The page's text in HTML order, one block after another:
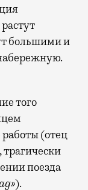
большими и
того
работы (отец
поезда
).